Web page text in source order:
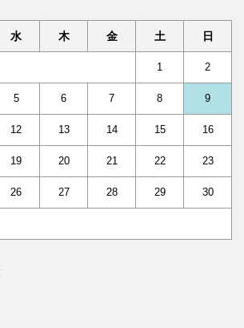
水 木 金 土 日
1 2
5 6 7 8 9
12 13 14 15 16
19 20 21 22 23
26 27 28 29 30